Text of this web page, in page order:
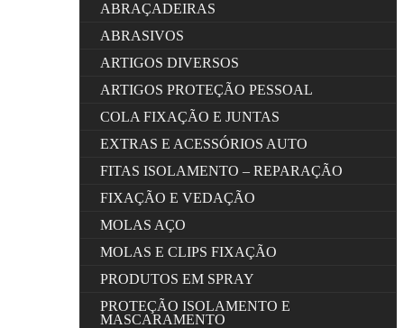
ABRAÇADEIRAS
ABRASIVOS
ARTIGOS DIVERSOS
ARTIGOS PROTEÇÃO PESSOAL
COLA FIXAÇÃO E JUNTAS
EXTRAS E ACESSÓRIOS AUTO
FITAS ISOLAMENTO – REPARAÇÃO
FIXAÇÃO E VEDAÇÃO
MOLAS AÇO
MOLAS E CLIPS FIXAÇÃO
PRODUTOS EM SPRAY
PROTEÇÃO ISOLAMENTO E
MASCARAMENTO